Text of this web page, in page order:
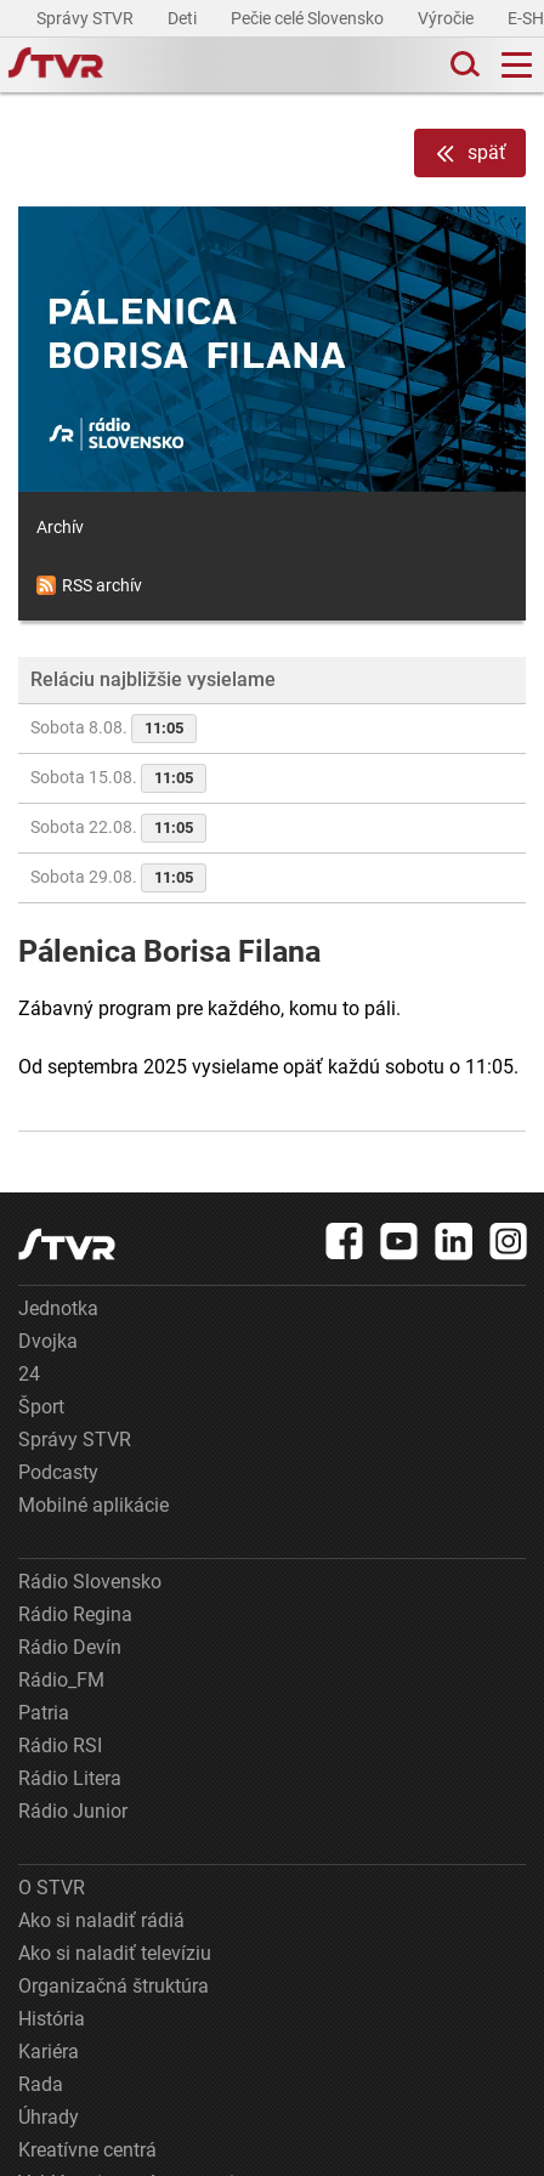
Správy STVR Deti Pečie celé Slovensko Výročie E-
späť
Archív
RSS archív
Reláciu najbližšie vysielame
Sobota 8.08. 11:05
Sobota 15.08. 11:05
Sobota 22.08. 11:05
Sobota 29.08. 11:05
Pálenica Borisa Filana
Zábavný program pre každého, komu to páli.
Od septembra 2025 vysielame opäť každú sobotu o 11:05.
Jednotka
Dvojka
24
Šport
Správy STVR
Podcasty
Mobilné aplikácie
Rádio Slovensko
Rádio Regina
Rádio Devín
Rádio_FM
Patria
Rádio RSI
Rádio Litera
Rádio Junior
O STVR
Ako si naladiť rádiá
Ako si naladiť televíziu
Organizačná štruktúra
História
Kariéra
Rada
Úhrady
Kreatívne centrá